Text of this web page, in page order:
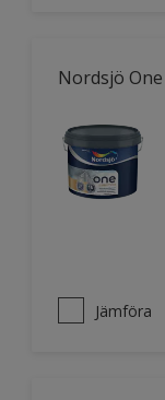
Nordsjö
Jämföra